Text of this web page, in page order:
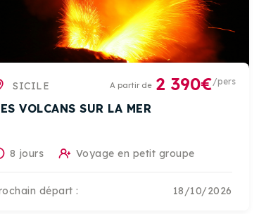
SICILE A partir de 2 390€/pers
VOLCANS SUR LA MER
8 jours Voyage en petit groupe
départ : 18/10/2026